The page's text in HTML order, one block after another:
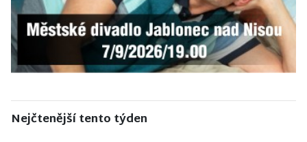
Nejčtenější tento týden